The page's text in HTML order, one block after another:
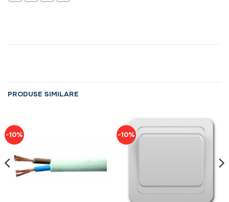
PRODUSE SIMILARE
-10% -10%